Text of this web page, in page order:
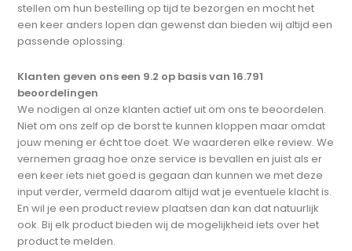
stellen om hun bestelling op tijd te bezorgen en mocht het
een keer anders lopen dan gewenst dan bieden wij altijd een
passende oplossing.
Klanten geven ons een 9.2 op basis van 16.791
beoordelingen
We nodigen al onze klanten actief uit om ons te beoordelen.
Niet om ons zelf op de borst te kunnen kloppen maar omdat
jouw mening er écht toe doet. We waarderen elke review. We
vernemen graag hoe onze service is bevallen en juist als er
een keer iets niet goed is gegaan dan kunnen we met deze
input verder, vermeld daarom altijd wat je eventuele klacht is.
En wil je een product review plaatsen dan kan dat natuurlijk
ook. Bij elk product bieden wij de mogelijkheid iets over het
product te melden.